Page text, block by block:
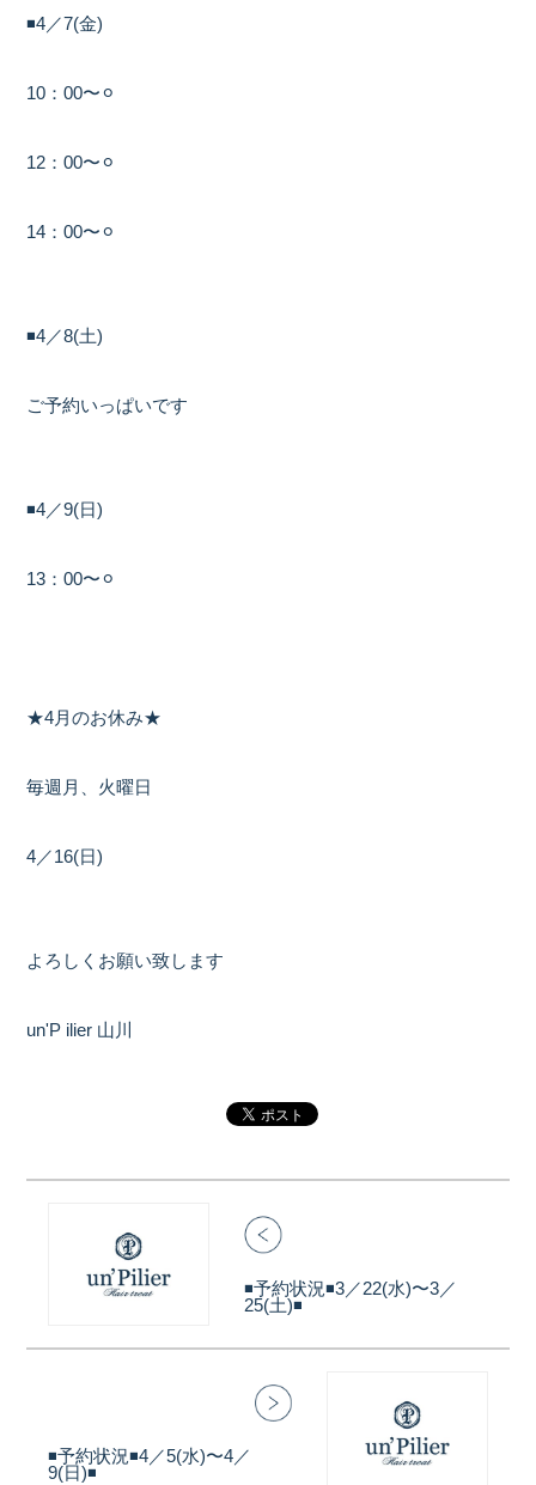
◾️4／7(金)
10：00〜⚪︎
12：00〜⚪︎
14：00〜⚪︎
◾️4／8(土)
ご予約いっぱいです
◾️4／9(日)
13：00〜⚪︎
★4月のお休み★
毎週月、火曜日
4／16(日)
よろしくお願い致します
un'P ilier 山川
◾️予約状況◾️3／22(水)〜3／
25(土)◾️
◾️予約状況◾️4／5(水)〜4／
9(日)◾️